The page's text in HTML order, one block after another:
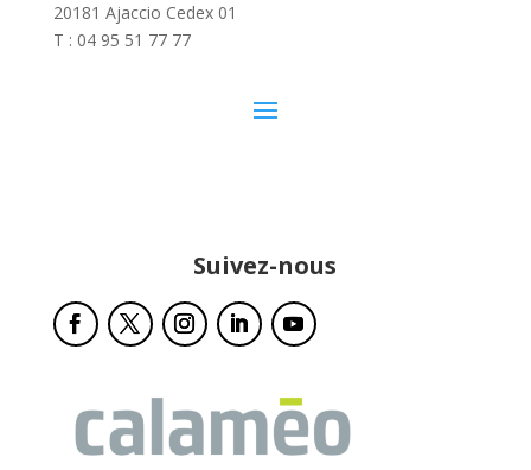
20181 Ajaccio Cedex 01
T : 04 95 51 77 77
Suivez-nous